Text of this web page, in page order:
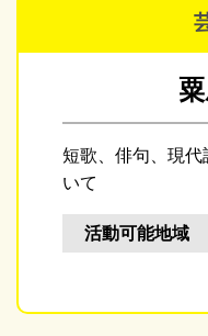
短歌、俳句、現
いて
活動可能地域